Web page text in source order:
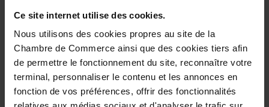
Ce site internet utilise des cookies.
Nous utilisons des cookies propres au site de la
Chambre de Commerce ainsi que des cookies tiers afin
de permettre le fonctionnement du site, reconnaître votre
terminal, personnaliser le contenu et les annonces en
fonction de vos préférences, offrir des fonctionnalités
Découvrez les aides étatiques pour vos projets
d’entreprise !